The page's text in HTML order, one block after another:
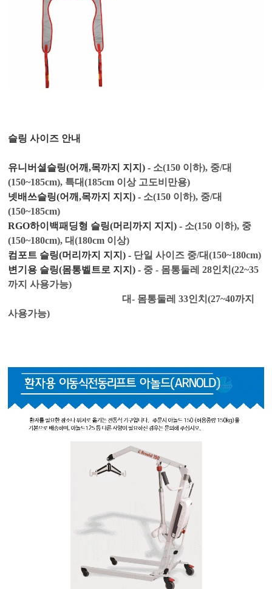
슬링 사이즈 안내
유니버셜슬링(어깨,목까지 지지) - 소(150 이하), 중/대
(150~185cm), 특대(185cm 이상 고도비만용)
넷배쓰슬링(어깨,목까지 지지) - 소(150 이하), 중/대
(150~185cm)
RGO하이백패딩형 슬링(머리까지 지지) - 소(150 이하), 중
(150~180cm), 대(180cm 이상)
컴포트 슬링(머리까지 지지) - 단일 사이즈 중/대(150~180cm)
변기용 슬링(몸통벨트로 지지) - 중 - 몸통둘레 28인치(22~35
까지 사용가능)
대- 몸통둘레 33인치(27~40까지
사용가능)